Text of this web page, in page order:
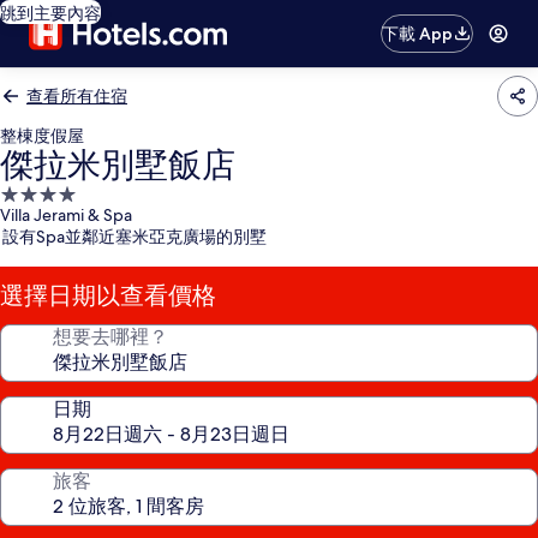
跳到主要內容
下載 App
查看所有住宿
整棟度假屋
傑拉米別墅飯店
4.0
星
級
住
宿
Villa Jerami & Spa
設有Spa並鄰近塞米亞克廣場的別墅
選擇日期以查看價格
想要去哪裡？
日期
旅客